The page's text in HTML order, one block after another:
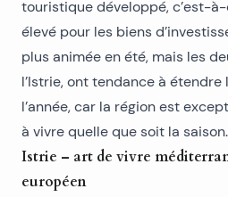
touristique développé, c’est-
élevé pour les biens
plus animée en été, mais les
l’Istrie, ont tendance à
l’année, car la région est
à vivre quelle que soit la saison.
Istrie – art de vivre
européen